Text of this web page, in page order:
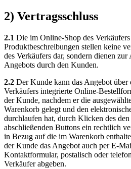
2) Vertragsschluss
2.1 Die im Online-Shop des Verkäufers
Produktbeschreibungen stellen keine
des Verkäufers dar, sondern dienen
Angebots durch den Kunden.
2.2 Der Kunde kann das Angebot über
Verkäufers integrierte Online-
der Kunde, nachdem er die
Warenkorb gelegt und den
durchlaufen hat, durch Klicken des
abschließenden Buttons ein rechtlich
in Bezug auf die im Warenkorb
der Kunde das Angebot auch per E-
Kontaktformular, postalisch oder
Verkäufer abgeben.